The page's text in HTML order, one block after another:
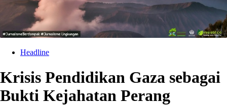
Headline
Krisis Pendidikan Gaza sebagai
Bukti Kejahatan Perang